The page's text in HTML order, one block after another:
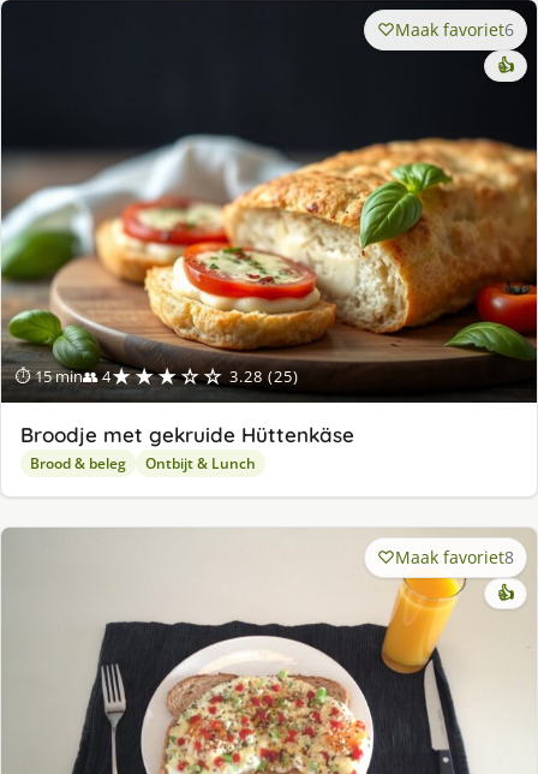
⏱ 15 min👥 4★★★☆☆ 3.28 (25)
Maak favoriet6
👍
Broodje met gekruide Hüttenkäse
Brood & beleg Ontbijt & Lunch
Maak favoriet8
👍